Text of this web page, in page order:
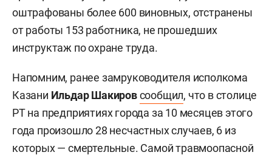
оштрафованы более 600 виновных, отстранены
от работы 153 работника, не прошедших
инструктаж по охране труда.
Напомним, ранее замруководителя исполкома
Казани Ильдар Шакировсообщил, что в столице
РТ на предприятиях города за 10 месяцев этого
года произошло 28 несчастных случаев, 6 из
которых — смертельные. Самой травмоопасной